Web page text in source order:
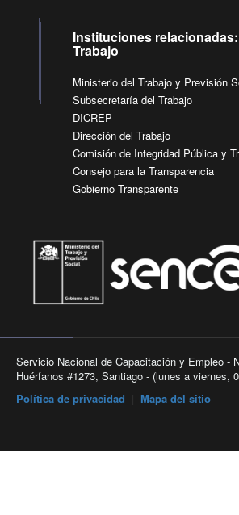
Instituciones relacionadas:
Trabajo
Ministerio del Trabajo y Previsión
Subsecretaría del Trabajo
DICREP
Dirección del Trabajo
Comisión de Integridad Pública y
Consejo para la Transparencia
Gobierno Transparente
Servicio Nacional de Capacitación y Empleo -
Huérfanos #1273, Santiago - (lunes a viernes,
Política de privacidad
Mapa del sitio